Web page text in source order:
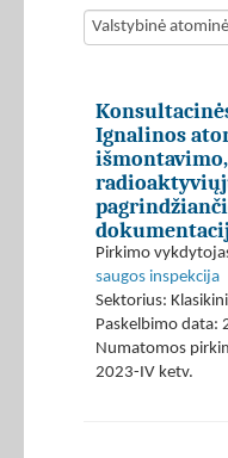
Ignalinos
Pirkimo
saugos inspekcija
Sektorius:
Paskelbimo data:
Numatomos
2023-IV ketv.